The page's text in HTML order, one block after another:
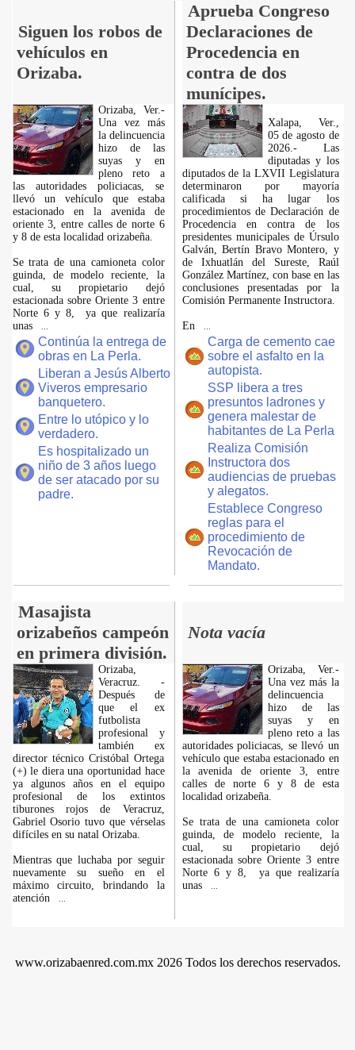
Siguen los robos de
vehículos en
Orizaba.
Aprueba Congreso
Declaraciones de
Procedencia en
contra de dos
munícipes.
Orizaba, Ver.-
Una vez más
la delincuencia
hizo de las
suyas y en
pleno reto a
las autoridades policiacas, se
llevó un vehículo que estaba
estacionado en la avenida de
oriente 3, entre calles de norte 6
y 8 de esta localidad orizabeña.
Se trata de una camioneta color
guinda, de modelo reciente, la
cual, su propietario dejó
estacionada sobre Oriente 3 entre
Norte 6 y 8, ya que realizaría
unas
Continúa la entrega de
obras en La Perla.
Liberan a Jesús Alberto
Viveros empresario
banquetero.
Entre lo utópico y lo
verdadero.
Es hospitalizado un
niño de 3 años luego
de ser atacado por su
padre.
Xalapa, Ver.,
05 de agosto de
2026.- Las
diputadas y los
diputados de la LXVII Legislatura
determinaron por mayoría
calificada si ha lugar los
procedimientos de Declaración de
Procedencia en contra de los
presidentes municipales de Úrsulo
Galván, Bertín Bravo Montero, y
de Ixhuatlán del Sureste, Raúl
González Martínez, con base en las
conclusiones presentadas por la
Comisión Permanente Instructora.
En
Carga de cemento cae
sobre el asfalto en la
autopista.
SSP libera a tres
presuntos ladrones y
genera malestar de
habitantes de La Perla
Realiza Comisión
Instructora dos
audiencias de pruebas
y alegatos.
Establece Congreso
reglas para el
procedimiento de
Revocación de
Mandato.
Masajista
orizabeños campeón
en primera división.
Nota vacía
Orizaba,
Veracruz. -
Después de
que el ex
futbolista
profesional y
también ex
director técnico Cristóbal Ortega
(+) le diera una oportunidad hace
ya algunos años en el equipo
profesional de los extintos
tiburones rojos de Veracruz,
Gabriel Osorio tuvo que vérselas
difíciles en su natal Orizaba.
Mientras que luchaba por seguir
nuevamente su sueño en el
máximo circuito, brindando la
atención
Orizaba, Ver.-
Una vez más la
delincuencia
hizo de las
suyas y en
pleno reto a las
autoridades policiacas, se llevó un
vehículo que estaba estacionado en
la avenida de oriente 3, entre
calles de norte 6 y 8 de esta
localidad orizabeña.
Se trata de una camioneta color
guinda, de modelo reciente, la
cual, su propietario dejó
estacionada sobre Oriente 3 entre
Norte 6 y 8, ya que realizaría
unas
www.orizabaenred.com.mx 2026 Todos los derechos reservados.